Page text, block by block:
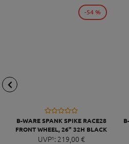
B-WARE SPANK SPIKE RACE28
FRONT WHEEL, 26" 32H BLACK
UVP¹: 219,00 €
-54 %